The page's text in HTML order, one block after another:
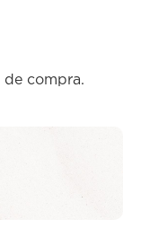
compra.